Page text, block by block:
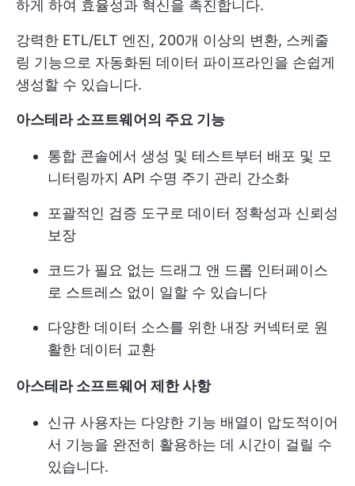
하게 하여 효율성과 혁신을 촉진합니다.
강력한 ETL/ELT 엔진, 200개 이상의 변환, 스케줄
링 기능으로 자동화된 데이터 파이프라인을 손쉽게
생성할 수 있습니다.
아스테라 소프트웨어의 주요 기능
통합 콘솔에서 생성 및 테스트부터 배포 및 모
니터링까지 API 수명 주기 관리 간소화
포괄적인 검증 도구로 데이터 정확성과 신뢰성
보장
코드가 필요 없는 드래그 앤 드롭 인터페이스
로 스트레스 없이 일할 수 있습니다
다양한 데이터 소스를 위한 내장 커넥터로 원
활한 데이터 교환
아스테라 소프트웨어 제한 사항
신규 사용자는 다양한 기능 배열이 압도적이어
서 기능을 완전히 활용하는 데 시간이 걸릴 수
있습니다.